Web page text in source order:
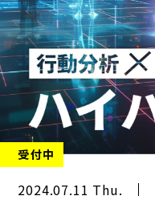
受付中
2024.07.11 Thu.